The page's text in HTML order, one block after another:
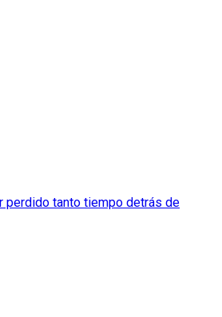
perdido tanto tiempo detrás de